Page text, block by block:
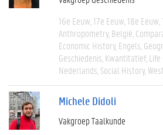
16e Eeuw 17e Eeuw 18e Eeuw
Anthropometry België
Economic History Engels
Geschiedenis Kwantitatief Life
Nederlands Social History
Michele Didoli
Vakgroep Taalkunde